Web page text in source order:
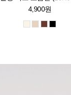
4,900원